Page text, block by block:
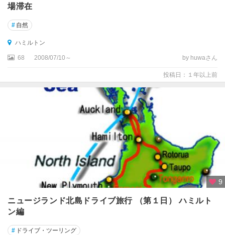
場滞在
# 自然
ハミルトン
68 2008/07/10～ by huwaさん
投稿日：１年以上前
9
ニュージランド北島ドライブ旅行 （第１日） ハミルト
ン編
# ドライブ・ツーリング